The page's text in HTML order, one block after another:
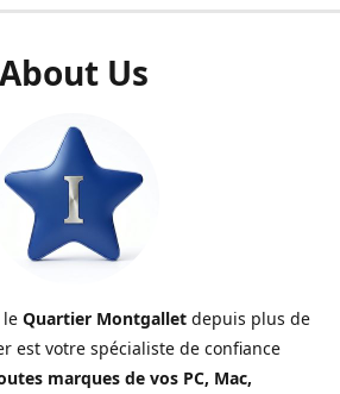
About Us
le Quartier Montgallet depuis plus de
est votre spécialiste de confiance
marques de vos PC, Mac,